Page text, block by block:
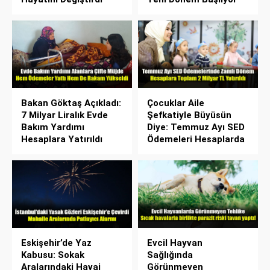
Bakan Göktaş Açıkladı:
7 Milyar Liralık Evde
Bakım Yardımı
Hesaplara Yatırıldı
Çocuklar Aile
Şefkatiyle Büyüsün
Diye: Temmuz Ayı SED
Ödemeleri Hesaplarda
Eskişehir’de Yaz
Kabusu: Sokak
Aralarındaki Havai
Evcil Hayvan
Sağlığında
Görünmeyen